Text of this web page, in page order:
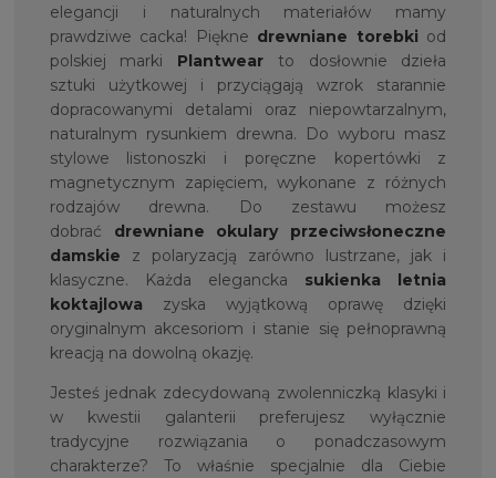
elegancji i naturalnych materiałów mamy
prawdziwe cacka! Piękne drewniane torebki od
polskiej marki Plantwear to dosłownie dzieła
sztuki użytkowej i przyciągają wzrok starannie
dopracowanymi detalami oraz niepowtarzalnym,
naturalnym rysunkiem drewna. Do wyboru masz
stylowe listonoszki i poręczne kopertówki z
magnetycznym zapięciem, wykonane z różnych
rodzajów drewna. Do zestawu możesz
dobrać drewniane okulary przeciwsłoneczne
damskie z polaryzacją zarówno lustrzane, jak i
klasyczne. Każda elegancka sukienka letnia
koktajlowa zyska wyjątkową oprawę dzięki
oryginalnym akcesoriom i stanie się pełnoprawną
kreacją na dowolną okazję.
Jesteś jednak zdecydowaną zwolenniczką klasyki i
w kwestii galanterii preferujesz wyłącznie
tradycyjne rozwiązania o ponadczasowym
charakterze? To właśnie specjalnie dla Ciebie